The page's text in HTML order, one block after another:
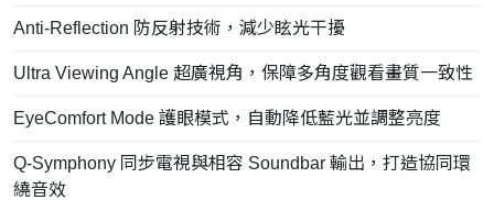
Anti-Reflection 防反射技術，減少眩光干擾
Ultra Viewing Angle 超廣視角，保障多角度觀看畫質一致性
EyeComfort Mode 護眼模式，自動降低藍光並調整亮度
Q-Symphony 同步電視與相容 Soundbar 輸出，打造協同環
繞音效